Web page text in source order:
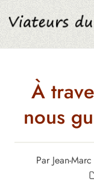
Aller
au
contenu
À
nous
Par Jean-